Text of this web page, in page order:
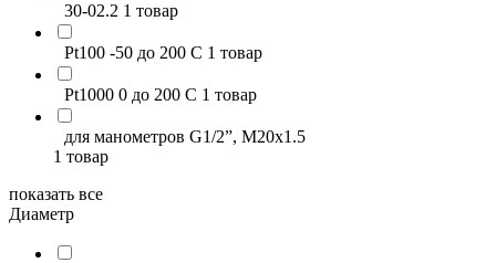
30-02.2 1 товар
Pt100 -50 до 200 С 1 товар
Pt1000 0 до 200 С 1 товар
для манометров G1/2”, M20x1.5
1 товар
показать все
Диаметр